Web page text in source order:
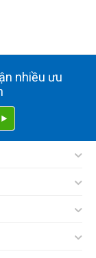
nhiều ưu